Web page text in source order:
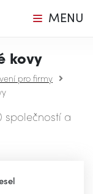
MENU
kovy
pro firmy
společností a